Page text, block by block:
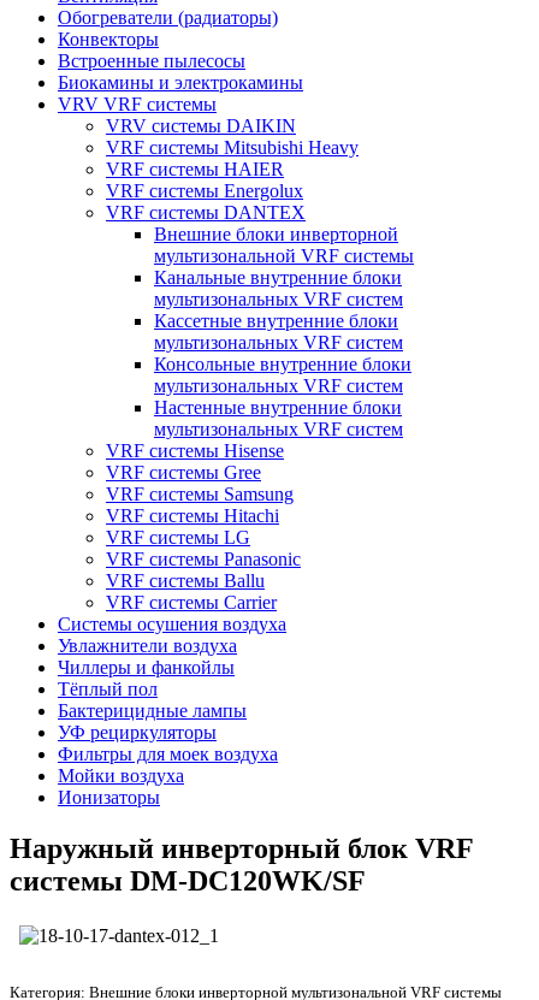
Обогреватели (радиаторы)
Конвекторы
Встроенные пылесосы
Биокамины и электрокамины
VRV VRF системы
VRV системы DAIKIN
VRF системы Mitsubishi Heavy
VRF системы HAIER
VRF системы Energolux
VRF системы DANTEX
Внешние блоки инверторной
мультизональной VRF системы
Канальные внутренние блоки
мультизональных VRF систем
Кассетные внутренние блоки
мультизональных VRF систем
Консольные внутренние блоки
мультизональных VRF систем
Настенные внутренние блоки
мультизональных VRF систем
VRF системы Hisense
VRF системы Gree
VRF системы Samsung
VRF системы Hitachi
VRF системы LG
VRF системы Panasonic
VRF системы Ballu
VRF системы Carrier
Системы осушения воздуха
Увлажнители воздуха
Чиллеры и фанкойлы
Тёплый пол
Бактерицидные лампы
УФ рециркуляторы
Фильтры для моек воздуха
Мойки воздуха
Ионизаторы
Наружный инверторный блок VRF
системы DM-DC120WK/SF
Категория: Внешние блоки инверторной мультизональной VRF системы